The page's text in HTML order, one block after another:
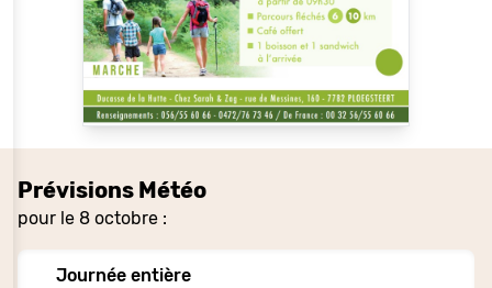
Prévisions Météo
pour le 8 octobre :
Journée entière